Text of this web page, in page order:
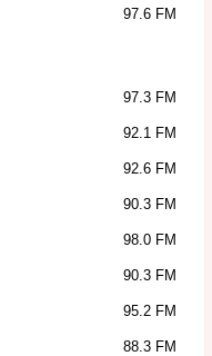
97.6 FM
97.3 FM
92.1 FM
92.6 FM
90.3 FM
98.0 FM
90.3 FM
95.2 FM
88.3 FM